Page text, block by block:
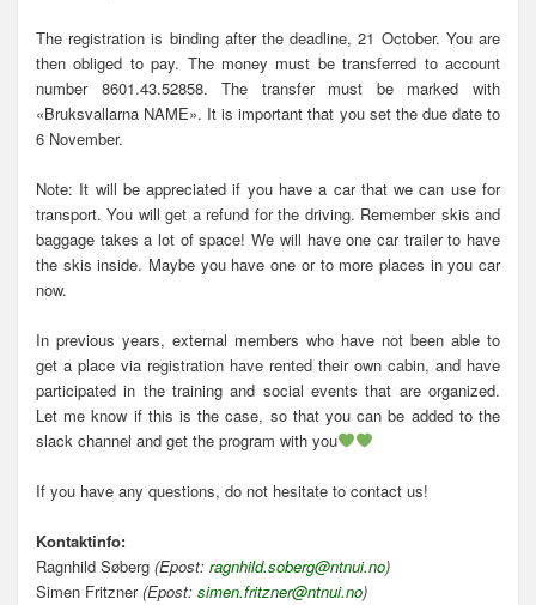
The registration is binding after the deadline, 21 October. You are
then obliged to pay. The money must be transferred to account
number 8601.43.52858. The transfer must be marked with
«Bruksvallarna NAME». It is important that you set the due date to
6 November.
Note: It will be appreciated if you have a car that we can use for
transport. You will get a refund for the driving. Remember skis and
baggage takes a lot of space! We will have one car trailer to have
the skis inside. Maybe you have one or to more places in you car
now.
In previous years, external members who have not been able to
get a place via registration have rented their own cabin, and have
participated in the training and social events that are organized.
Let me know if this is the case, so that you can be added to the
slack channel and get the program with you
If you have any questions, do not hesitate to contact us!
Kontaktinfo:
Ragnhild Søberg (Epost: ragnhild.soberg@ntnui.no)
Simen Fritzner(Epost: simen.fritzner@ntnui.no)